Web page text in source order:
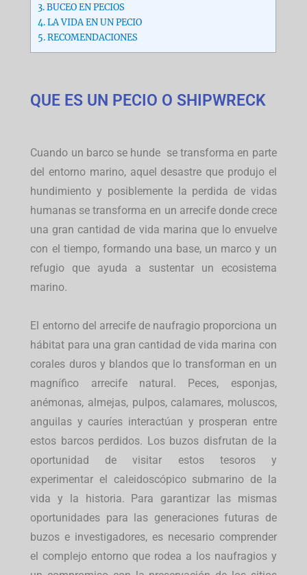
3.BUCEO EN PECIOS
4.LA VIDA EN UN PECIO
5.RECOMENDACIONES
QUE ES UN PECIO O SHIPWRECK
Cuando un barco se hunde se transforma en parte
del entorno marino, aquel desastre que produjo el
hundimiento y posiblemente la perdida de vidas
humanas se transforma en un arrecife donde crece
una gran cantidad de vida marina que lo envuelve
con el tiempo, formando una base, un marco y un
refugio que ayuda a sustentar un ecosistema
marino.
El entorno del arrecife de naufragio proporciona un
hábitat para una gran cantidad de vida marina con
corales duros y blandos que lo transforman en un
magnífico arrecife natural. Peces, esponjas,
anémonas, almejas, pulpos, calamares, moluscos,
anguilas y cauríes interactúan y prosperan entre
estos barcos perdidos. Los buzos disfrutan de la
oportunidad de visitar estos tesoros y
experimentar el caleidoscópico submarino de la
vida y la historia. Para garantizar las mismas
oportunidades para las generaciones futuras de
buzos e investigadores, es necesario comprender
el complejo entorno que rodea a los naufragios y